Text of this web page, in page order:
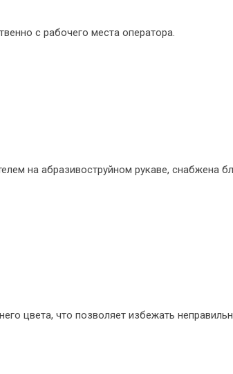
с рабочего места оператора.
на абразивоструйном рукаве, снабжена
цвета, что позволяет избежать